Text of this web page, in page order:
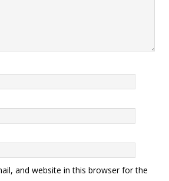
and website in this browser for the